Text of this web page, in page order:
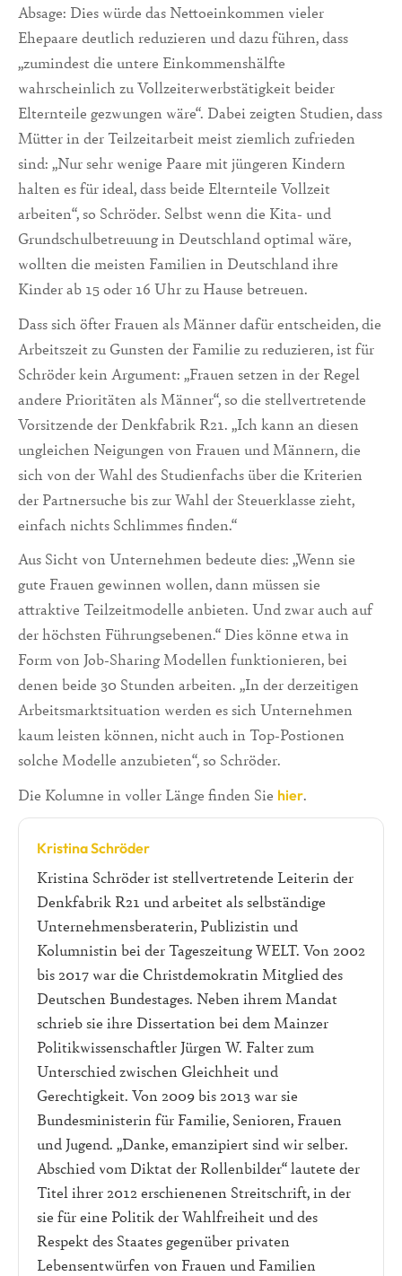
Absage: Dies würde das Nettoeinkommen vieler
Ehepaare deutlich reduzieren und dazu führen, dass
„zumindest die untere Einkommenshälfte
wahrscheinlich zu Vollzeiterwerbstätigkeit beider
Elternteile gezwungen wäre“. Dabei zeigten Studien, dass
Mütter in der Teilzeitarbeit meist ziemlich zufrieden
sind: „Nur sehr wenige Paare mit jüngeren Kindern
halten es für ideal, dass beide Elternteile Vollzeit
arbeiten“, so Schröder. Selbst wenn die Kita- und
Grundschulbetreuung in Deutschland optimal wäre,
wollten die meisten Familien in Deutschland ihre
Kinder ab 15 oder 16 Uhr zu Hause betreuen.
Dass sich öfter Frauen als Männer dafür entscheiden, die
Arbeitszeit zu Gunsten der Familie zu reduzieren, ist für
Schröder kein Argument: „Frauen setzen in der Regel
andere Prioritäten als Männer“, so die stellvertretende
Vorsitzende der Denkfabrik R21. „Ich kann an diesen
ungleichen Neigungen von Frauen und Männern, die
sich von der Wahl des Studienfachs über die Kriterien
der Partnersuche bis zur Wahl der Steuerklasse zieht,
einfach nichts Schlimmes finden.“
Aus Sicht von Unternehmen bedeute dies: „Wenn sie
gute Frauen gewinnen wollen, dann müssen sie
attraktive Teilzeitmodelle anbieten. Und zwar auch auf
der höchsten Führungsebenen.“ Dies könne etwa in
Form von Job-Sharing Modellen funktionieren, bei
denen beide 30 Stunden arbeiten. „In der derzeitigen
Arbeitsmarktsituation werden es sich Unternehmen
kaum leisten können, nicht auch in Top-Postionen
solche Modelle anzubieten“, so Schröder.
Die Kolumne in voller Länge finden Sie hier.
Kristina Schröder
Kristina Schröder ist stellvertretende Leiterin der
Denkfabrik R21 und arbeitet als selbständige
Unternehmensberaterin, Publizistin und
Kolumnistin bei der Tageszeitung WELT. Von 2002
bis 2017 war die Christdemokratin Mitglied des
Deutschen Bundestages. Neben ihrem Mandat
schrieb sie ihre Dissertation bei dem Mainzer
Politikwissenschaftler Jürgen W. Falter zum
Unterschied zwischen Gleichheit und
Gerechtigkeit. Von 2009 bis 2013 war sie
Bundesministerin für Familie, Senioren, Frauen
und Jugend. „Danke, emanzipiert sind wir selber.
Abschied vom Diktat der Rollenbilder“ lautete der
Titel ihrer 2012 erschienenen Streitschrift, in der
sie für eine Politik der Wahlfreiheit und des
Respekt des Staates gegenüber privaten
Lebensentwürfen von Frauen und Familien